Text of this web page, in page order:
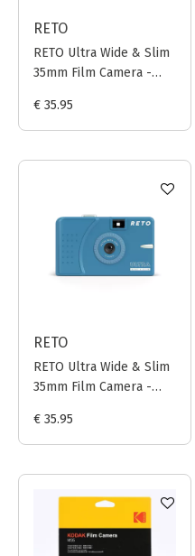
RETO
RETO Ultra Wide & Slim
35mm Film Camera -
€ 35.95
RETO
RETO Ultra Wide & Slim
35mm Film Camera -
€ 35.95